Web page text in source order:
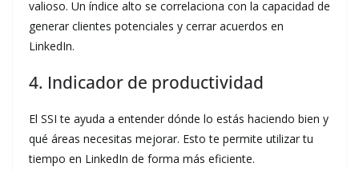
valioso. Un índice alto se correlaciona con la capacidad de
generar clientes potenciales y cerrar acuerdos en
LinkedIn.
4. Indicador de productividad
El SSI te ayuda a entender dónde lo estás haciendo bien y
qué áreas necesitas mejorar. Esto te permite utilizar tu
tiempo en LinkedIn de forma más eficiente.